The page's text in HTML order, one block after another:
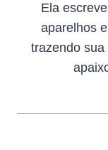
Ela
aparelhos
trazendo